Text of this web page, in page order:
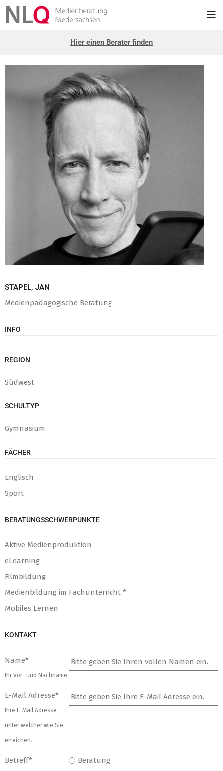
Hier einen Berater finden
STAPEL, JAN
Medienpädagogische Beratung
INFO
REGION
Südwest
SCHULTYP
Gymnasium
FÄCHER
Englisch
Sport
BERATUNGSSCHWERPUNKTE
Aktive Medienproduktion
eLearning
Filmbildung
Medienbildung im Fachunterricht *
Mobiles Lernen
KONTAKT
Name*
Ihr Vor- und Nachname.
E-Mail Adresse*
Ihre E-Mail Adresse
unter welcher wie Sie
erreichen.
Betreff* Beratung